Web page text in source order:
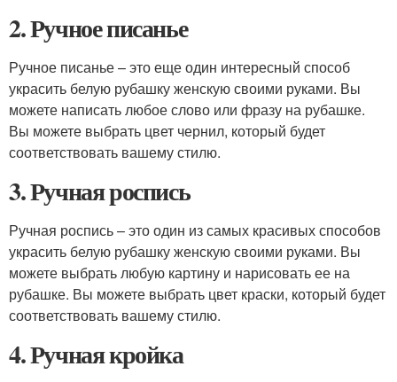
2. Ручное писанье
Ручное писанье – это еще один интересный способ
украсить белую рубашку женскую своими руками. Вы
можете написать любое слово или фразу на рубашке.
Вы можете выбрать цвет чернил, который будет
соответствовать вашему стилю.
3. Ручная роспись
Ручная роспись – это один из самых красивых способов
украсить белую рубашку женскую своими руками. Вы
можете выбрать любую картину и нарисовать ее на
рубашке. Вы можете выбрать цвет краски, который будет
соответствовать вашему стилю.
4. Ручная кройка